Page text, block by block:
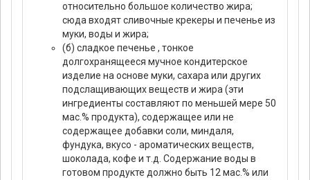
относительно большое количество жира;
сюда входят сливочные крекеры и печенье из
муки, воды и жира;
(б) сладкое печенье , тонкое
долгохранящееся мучное кондитерское
изделие на основе муки, сахара или других
подслащивающих веществ и жира (эти
ингредиенты составляют по меньшей мере 50
мас.% продукта), содержащее или не
содержащее добавки соли, миндаля,
фундука, вкусо - ароматических веществ,
шоколада, кофе и т.д. Содержание воды в
готовом продукте должно быть 12 мас.% или